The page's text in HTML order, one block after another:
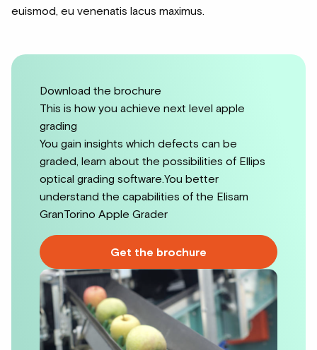
euismod, eu venenatis lacus maximus.
Download the brochure
This is how you achieve next level apple
grading
You gain insights which defects can be
graded, learn about the possibilities of Ellips
optical grading software.You better
understand the capabilities of the Elisam
GranTorino Apple Grader
Get the brochure